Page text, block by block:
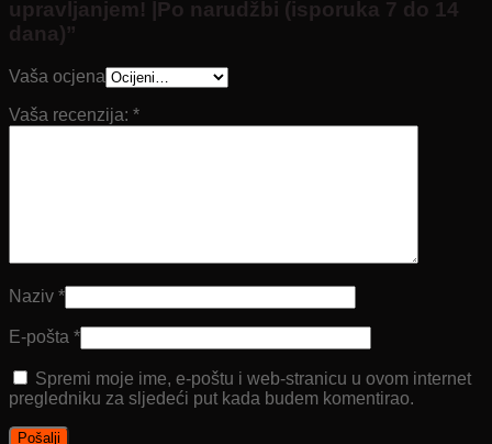
upravljanjem! |Po narudžbi (isporuka 7 do 14
dana)”
Vaša ocjena
Vaša recenzija: *
Naziv *
E-pošta *
Spremi moje ime, e-poštu i web-stranicu u ovom internet
pregledniku za sljedeći put kada budem komentirao.